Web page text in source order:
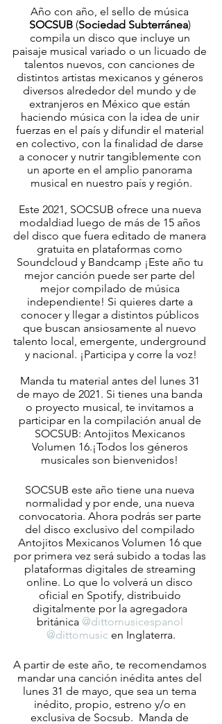
Año con año, el sello de música
SOCSUB (Sociedad Subterránea)
compila un disco que incluye un
paisaje musical variado o un licuado de
talentos nuevos, con canciones de
distintos artistas mexicanos y géneros
diversos alrededor del mundo y de
extranjeros en México que están
haciendo música con la idea de unir
fuerzas en el país y difundir el material
en colectivo, con la finalidad de darse
a conocer y nutrir tangiblemente con
un aporte en el amplio panorama
musical en nuestro país y región.
Este 2021, SOCSUB ofrece una nueva
modaldiad luego de más de 15 años
del disco que fuera editado de manera
gratuita en plataformas como
Soundcloud y Bandcamp ¡Este año tu
mejor canción puede ser parte del
mejor compilado de música
independiente! Si quieres darte a
conocer y llegar a distintos públicos
que buscan ansiosamente al nuevo
talento local, emergente, underground
y nacional. ¡Participa y corre la voz!
Manda tu material antes del lunes 31
de mayo de 2021. Si tienes una banda
o proyecto musical, te invitamos a
participar en la compilación anual de
SOCSUB: Antojitos Mexicanos
Volumen 16.¡Todos los géneros
musicales son bienvenidos!
SOCSUB este año tiene una nueva
normalidad y por ende, una nueva
convocatoria. Ahora podrás ser parte
del disco exclusivo del compilado
Antojitos Mexicanos Volumen 16 que
por primera vez será subido a todas las
plataformas digitales de streaming
online. Lo que lo volverá un disco
oficial en Spotify, distribuido
digitalmente por la agregadora
británica @dittomusicespanol
@dittomusic en Inglaterra.
A partir de este año, te recomendamos
mandar una canción inédita antes del
lunes 31 de mayo, que sea un tema
inédito, propio, estreno y/o en
exclusiva de Socsub.  Manda de